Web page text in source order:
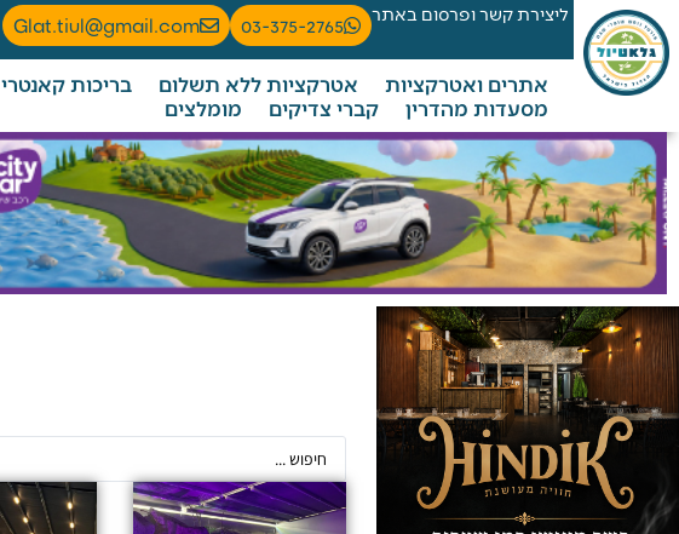
ליצירת קשר ופרסום באתר 03-375-2765
Glat.tiul@gmail.com
אתרים ואטרקציות אטרקציות ללא תשלום בריכות קאנטרי
מסעדות מהדרין
קברי צדיקים מומלצים